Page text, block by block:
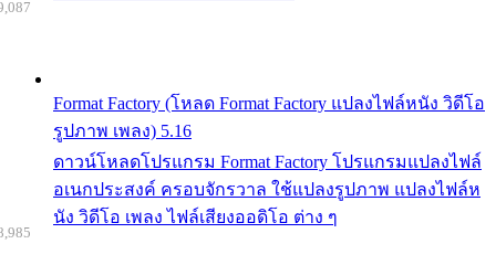
Format Factory (โหลด Format Factory แปลงไฟล์หนัง วิดีโอ
รูปภาพ เพลง) 5.16
ดาวน์โหลดโปรแกรม Format Factory โปรแกรมแปลงไฟล์
อเนกประสงค์ ครอบจักรวาล ใช้แปลงรูปภาพ แปลงไฟล์ห
นัง วิดีโอ เพลง ไฟล์เสียงออดิโอ ต่าง ๆ